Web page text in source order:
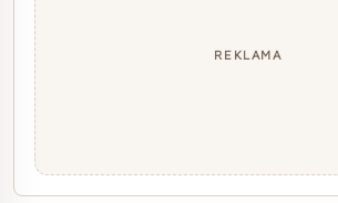
REKLAMA